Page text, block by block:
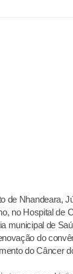
de Nhandeara,
no Hospital de
municipal de
do
do Câncer